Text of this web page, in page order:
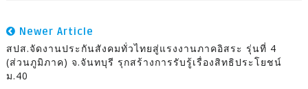
Newer Article
สปส.จัดงานประกันสังคมทั่วไทยสู่แรงงานภาคอิสระ รุ่นที่ 4
(ส่วนภูมิภาค) จ.จันทบุรี รุกสร้างการรับรู้เรื่องสิทธิประโยชน์
ม.40